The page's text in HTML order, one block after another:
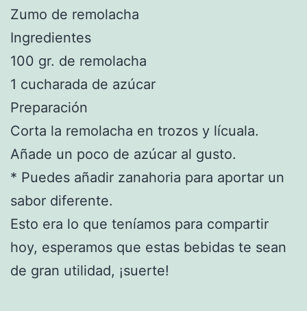
Zumo de remolacha
Ingredientes
100 gr. de remolacha
1 cucharada de azúcar
Preparación
Corta la remolacha en trozos y lícuala.
Añade un poco de azúcar al gusto.
* Puedes añadir zanahoria para aportar un
sabor diferente.
Esto era lo que teníamos para compartir
hoy, esperamos que estas bebidas te sean
de gran utilidad, ¡suerte!